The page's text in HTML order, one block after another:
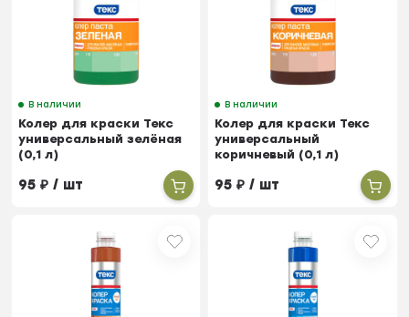
В наличии
Колер для краски Текс
универсальный зелёная
(0,1 л)
95₽ / шт
В наличии
Колер для краски Текс
универсальный
коричневый (0,1 л)
95₽ / шт